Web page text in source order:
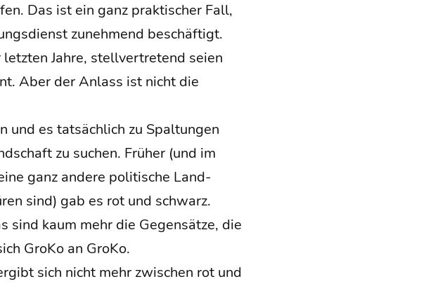
Das ist ein ganz prak­ti­scher Fall,
zuneh­mend beschäf­tigt.
Jah­re, stell­ver­tre­tend sei­en
Aber der Anlass ist nicht die
und es tat­säch­lich zu Spal­tun­gen
zu suchen. Frü­her (und im
ganz ande­re poli­ti­sche Land­
sind) gab es rot und schwarz.
sind kaum mehr die Gegen­sät­ze, die
Gro­Ko an GroKo.
sich nicht mehr zwi­schen rot und